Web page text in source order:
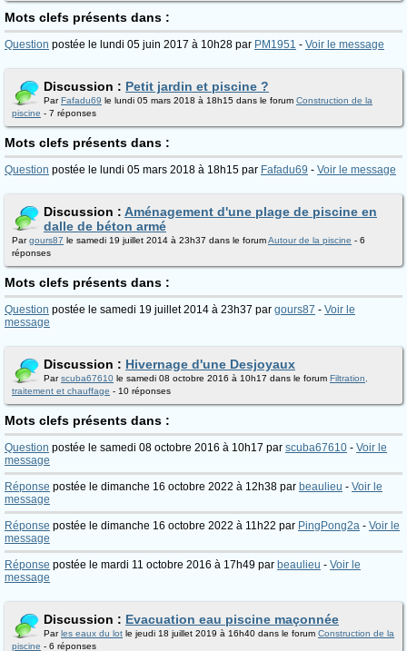
Mots clefs présents dans :
Question postée le lundi 05 juin 2017 à 10h28 par PM1951 - Voir le message
Discussion : Petit jardin et piscine ?
ParFafadu69 le lundi 05 mars 2018 à 18h15 dans le forum Construction de la
piscine - 7 réponses
Mots clefs présents dans :
Question postée le lundi 05 mars 2018 à 18h15 par Fafadu69 - Voir le message
Discussion : Aménagement d'une plage de piscine en
dalle de béton armé
Pargours87 le samedi 19 juillet 2014 à 23h37 dans le forumAutour de la piscine - 6
réponses
Mots clefs présents dans :
Question postée le samedi 19 juillet 2014 à 23h37 par gours87 - Voir le
message
Discussion : Hivernage d'une Desjoyaux
Parscuba67610 le samedi 08 octobre 2016 à 10h17 dans le forum Filtration,
traitement et chauffage - 10 réponses
Mots clefs présents dans :
Question postée le samedi 08 octobre 2016 à 10h17 par scuba67610 - Voir le
message
Réponse postée le dimanche 16 octobre 2022 à 12h38 par beaulieu - Voir le
message
Réponse postée le dimanche 16 octobre 2022 à 11h22 par PingPong2a - Voir le
message
Réponse postée le mardi 11 octobre 2016 à 17h49 par beaulieu - Voir le
message
Discussion : Evacuation eau piscine maçonnée
Parles eaux du lot le jeudi 18 juillet 2019 à 16h40 dans le forum Construction de la
piscine - 6 réponses